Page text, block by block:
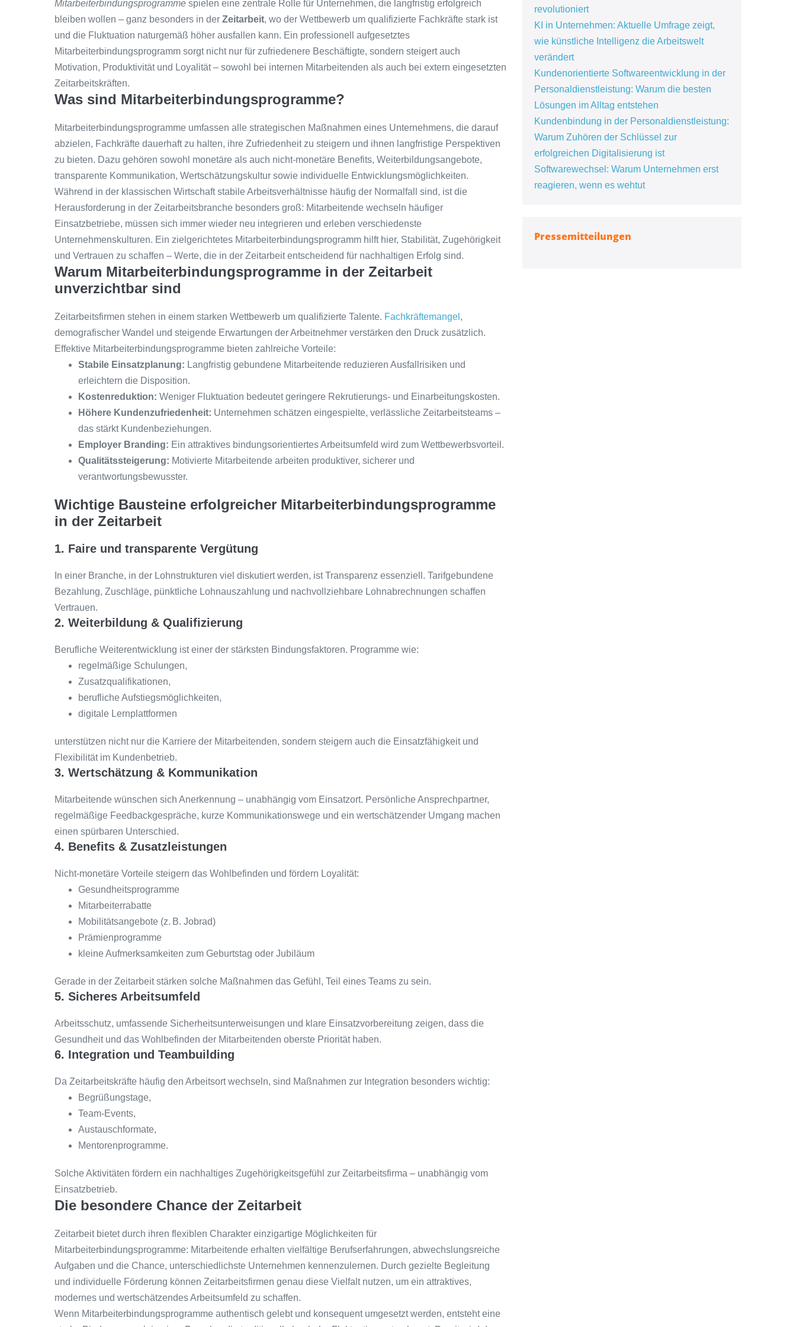
Mitarbeiterbindungsprogramme spielen eine zentrale Rolle für Unternehmen, die langfristig erfolgreich
bleiben wollen – ganz besonders in der Zeitarbeit, wo der Wettbewerb um qualifizierte Fachkräfte stark ist
und die Fluktuation naturgemäß höher ausfallen kann. Ein professionell aufgesetztes
Mitarbeiterbindungsprogramm sorgt nicht nur für zufriedenere Beschäftigte, sondern steigert auch
Motivation, Produktivität und Loyalität – sowohl bei internen Mitarbeitenden als auch bei extern eingesetzten
Zeitarbeitskräften.
Was sind Mitarbeiterbindungsprogramme?
Mitarbeiterbindungsprogramme umfassen alle strategischen Maßnahmen eines Unternehmens, die darauf
abzielen, Fachkräfte dauerhaft zu halten, ihre Zufriedenheit zu steigern und ihnen langfristige Perspektiven
zu bieten. Dazu gehören sowohl monetäre als auch nicht-monetäre Benefits, Weiterbildungsangebote,
transparente Kommunikation, Wertschätzungskultur sowie individuelle Entwicklungsmöglichkeiten.
Während in der klassischen Wirtschaft stabile Arbeitsverhältnisse häufig der Normalfall sind, ist die
Herausforderung in der Zeitarbeitsbranche besonders groß: Mitarbeitende wechseln häufiger
Einsatzbetriebe, müssen sich immer wieder neu integrieren und erleben verschiedenste
Unternehmenskulturen. Ein zielgerichtetes Mitarbeiterbindungsprogramm hilft hier, Stabilität, Zugehörigkeit
und Vertrauen zu schaffen – Werte, die in der Zeitarbeit entscheidend für nachhaltigen Erfolg sind.
Warum Mitarbeiterbindungsprogramme in der Zeitarbeit
unverzichtbar sind
Zeitarbeitsfirmen stehen in einem starken Wettbewerb um qualifizierte Talente. Fachkräftemangel ,
demografischer Wandel und steigende Erwartungen der Arbeitnehmer verstärken den Druck zusätzlich.
Effektive Mitarbeiterbindungsprogramme bieten zahlreiche Vorteile:
Stabile Einsatzplanung: Langfristig gebundene Mitarbeitende reduzieren Ausfallrisiken und
erleichtern die Disposition.
Kostenreduktion: Weniger Fluktuation bedeutet geringere Rekrutierungs- und Einarbeitungskosten.
Höhere Kundenzufriedenheit: Unternehmen schätzen eingespielte, verlässliche Zeitarbeitsteams –
das stärkt Kundenbeziehungen.
Employer Branding: Ein attraktives bindungsorientiertes Arbeitsumfeld wird zum Wettbewerbsvorteil.
Qualitätssteigerung: Motivierte Mitarbeitende arbeiten produktiver, sicherer und
verantwortungsbewusster.
Wichtige Bausteine erfolgreicher Mitarbeiterbindungsprogramme
in der Zeitarbeit
1. Faire und transparente Vergütung
In einer Branche, in der Lohnstrukturen viel diskutiert werden, ist Transparenz essenziell. Tarifgebundene
Bezahlung, Zuschläge, pünktliche Lohnauszahlung und nachvollziehbare Lohnabrechnungen schaffen
Vertrauen.
2. Weiterbildung & Qualifizierung
Berufliche Weiterentwicklung ist einer der stärksten Bindungsfaktoren. Programme wie:
regelmäßige Schulungen,
Zusatzqualifikationen,
berufliche Aufstiegsmöglichkeiten,
digitale Lernplattformen
unterstützen nicht nur die Karriere der Mitarbeitenden, sondern steigern auch die Einsatzfähigkeit und
Flexibilität im Kundenbetrieb.
3. Wertschätzung & Kommunikation
Mitarbeitende wünschen sich Anerkennung – unabhängig vom Einsatzort. Persönliche Ansprechpartner,
regelmäßige Feedbackgespräche, kurze Kommunikationswege und ein wertschätzender Umgang machen
einen spürbaren Unterschied.
4. Benefits & Zusatzleistungen
Nicht-monetäre Vorteile steigern das Wohlbefinden und fördern Loyalität:
Gesundheitsprogramme
Mitarbeiterrabatte
Mobilitätsangebote (z. B. Jobrad)
Prämienprogramme
kleine Aufmerksamkeiten zum Geburtstag oder Jubiläum
Gerade in der Zeitarbeit stärken solche Maßnahmen das Gefühl, Teil eines Teams zu sein.
5. Sicheres Arbeitsumfeld
Arbeitsschutz, umfassende Sicherheitsunterweisungen und klare Einsatzvorbereitung zeigen, dass die
Gesundheit und das Wohlbefinden der Mitarbeitenden oberste Priorität haben.
6. Integration und Teambuilding
Da Zeitarbeitskräfte häufig den Arbeitsort wechseln, sind Maßnahmen zur Integration besonders wichtig:
Begrüßungstage,
Team-Events,
Austauschformate,
Mentorenprogramme.
Solche Aktivitäten fördern ein nachhaltiges Zugehörigkeitsgefühl zur Zeitarbeitsfirma – unabhängig vom
Einsatzbetrieb.
Die besondere Chance der Zeitarbeit
Zeitarbeit bietet durch ihren flexiblen Charakter einzigartige Möglichkeiten für
Mitarbeiterbindungsprogramme: Mitarbeitende erhalten vielfältige Berufserfahrungen, abwechslungsreiche
Aufgaben und die Chance, unterschiedlichste Unternehmen kennenzulernen. Durch gezielte Begleitung
und individuelle Förderung können Zeitarbeitsfirmen genau diese Vielfalt nutzen, um ein attraktives,
modernes und wertschätzendes Arbeitsumfeld zu schaffen.
Wenn Mitarbeiterbindungsprogramme authentisch gelebt und konsequent umgesetzt werden, entsteht eine
revolutioniert
KI in Unternehmen: Aktuelle Umfrage zeigt,
wie künstliche Intelligenz die Arbeitswelt
verändert
Kundenorientierte Softwareentwicklung in der
Personaldienstleistung: Warum die besten
Lösungen im Alltag entstehen
Kundenbindung in der Personaldienstleistung:
Warum Zuhören der Schlüssel zur
erfolgreichen Digitalisierung ist
Softwarewechsel: Warum Unternehmen erst
reagieren, wenn es wehtut
Pressemitteilungen